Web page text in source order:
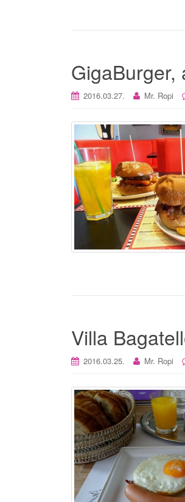
GigaBurger,
2016.03.27. Mr. Ropi
Villa
2016.03.25. Mr. Ropi